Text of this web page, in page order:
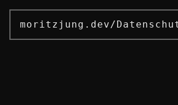
moritzjung.dev/